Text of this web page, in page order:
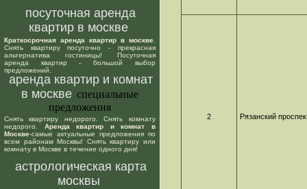
посуточная аренда
квартир в москве
Краткосрочная аренда квартир в москве
Снять квартиру посуточно - прекрасная
альтернатива гостиницы! Посуточная
аренда квартир - большой выбор
предложений.
аренда квартир и комнат
в москве специальные
предложения
Снять квартиру недорого. Снять комнату
недорого. Аренда квартир и комнат в
Москве-самые актуальные предложения по
всем районам Москвы! Снять квартиру или
комнату в Москве в течение одного дня!
астрологическая карта
москвы
2 Рязанский